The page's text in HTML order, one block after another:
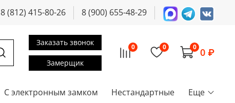
8 (812) 415-80-26 8 (900) 655-48-29
Заказать звонок
Замерщик
0 0 0 0 ₽
С электронным замком Нестандартные Еще